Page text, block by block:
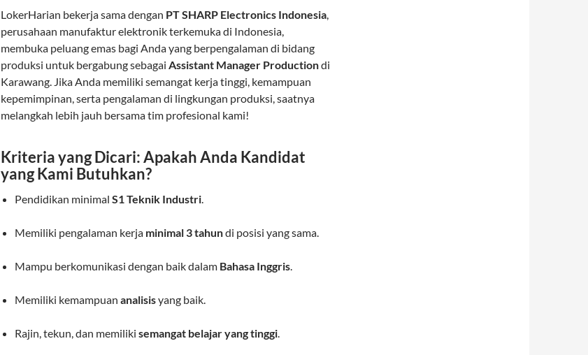
LokerHarian bekerja sama dengan PT SHARP Electronics Indonesia,
perusahaan manufaktur elektronik terkemuka di Indonesia,
membuka peluang emas bagi Anda yang berpengalaman di bidang
produksi untuk bergabung sebagai Assistant Manager Productiondi
Karawang. Jika Anda memiliki semangat kerja tinggi, kemampuan
kepemimpinan, serta pengalaman di lingkungan produksi, saatnya
melangkah lebih jauh bersama tim profesional kami!
Kriteria yang Dicari: Apakah Anda Kandidat
yang Kami Butuhkan?
Pendidikan minimal S1 Teknik Industri.
Memiliki pengalaman kerja minimal 3 tahundi posisi yang sama.
Mampu berkomunikasi dengan baik dalam Bahasa Inggris.
Memiliki kemampuan analisisyang baik.
Rajin, tekun, dan memiliki semangat belajar yang tinggi.